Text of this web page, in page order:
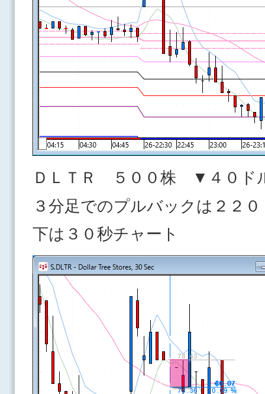
ＤＬＴＲ ５００株 ▼４０ド
３分足でのプルバックは２２
下は３０秒チャート